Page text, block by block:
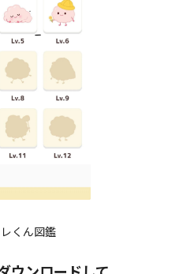
くん図鑑